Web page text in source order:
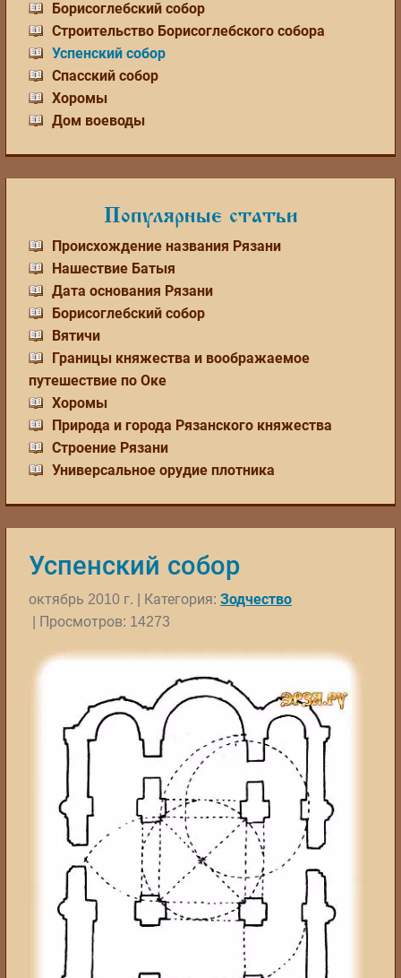
Борисоглебский собор
Строительство Борисоглебского собора
Успенский собор
Спасский собор
Хоромы
Дом воеводы
Популярные статьи
Происхождение названия Рязани
Нашествие Батыя
Дата основания Рязани
Борисоглебский собор
Вятичи
Границы княжества и воображаемое
путешествие по Оке
Хоромы
Природа и города Рязанского княжества
Строение Рязани
Универсальное орудие плотника
Успенский собор
октябрь 2010 г. | Категория: Зодчество
| Просмотров: 14273